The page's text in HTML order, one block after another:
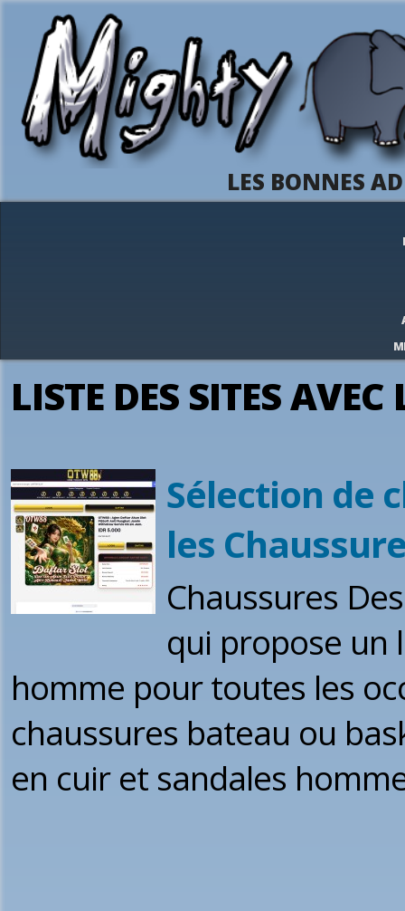
LES BONNES
LISTE DES SITES
Sélection de
les
Chaussures
qui propose un
homme pour toutes les
chaussures bateau ou
en cuir et sandales